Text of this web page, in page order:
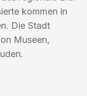
kommen in
Die Stadt
Museen,